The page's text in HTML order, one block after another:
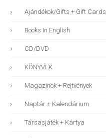
Ajándékok/gifts + Gift Cards
Books In English
CD/DVD
KÖNYVEK
Magazinok + Rejtvények
Naptár + Kalendárium
Társasjáték + Kártya